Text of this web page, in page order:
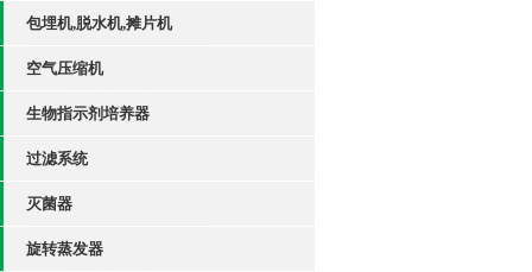
包埋机,脱水机,摊片机
空气压缩机
生物指示剂培养器
过滤系统
灭菌器
旋转蒸发器